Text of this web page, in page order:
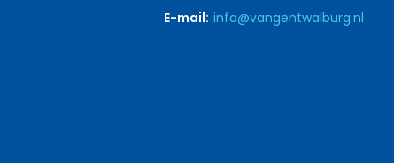
E-mail: info@vangentwalburg.nl